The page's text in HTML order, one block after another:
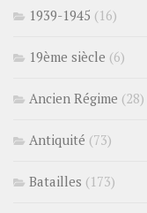
1939-1945 (16)
19ème siècle (6)
Ancien Régime (28)
Antiquité (73)
Batailles (173)